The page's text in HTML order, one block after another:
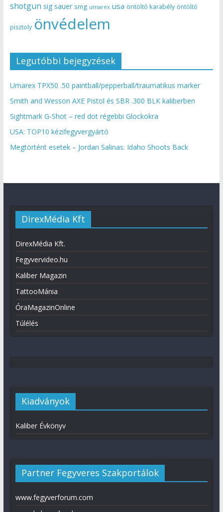
shotgun sig sauer smg umarex usa öntöltő karabély öntöltő
pisztoly önvédelem
Legutóbbi bejegyzések
Umarex TPX50 .50 paintball/pepperball/traumatikus marker
Smith and Wesson AXE Pistol és SBR .300 BLK kaliberben
Sightmark G-Shot – red dot régebbi Glockokra
USA: TOP10 kézifegyvergyártó
Megtörtént esetek – Jordan Salinas: Idaho Shoots Back
DirexMédia Kft
DirexMédia Kft.
Fegyvervideo.hu
Kaliber Magazin
TattooMánia
ÓraMagazinOnline
Túlélés
Kiadványok
Kaliber Évkönyv
Partner Fegyveres Szakportálok
www.fegyverforum.com